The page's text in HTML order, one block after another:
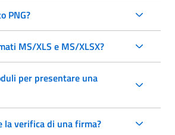
PNG?
MS/XLS e MS/XLSX?
per presentare una
la verifica di una firma?